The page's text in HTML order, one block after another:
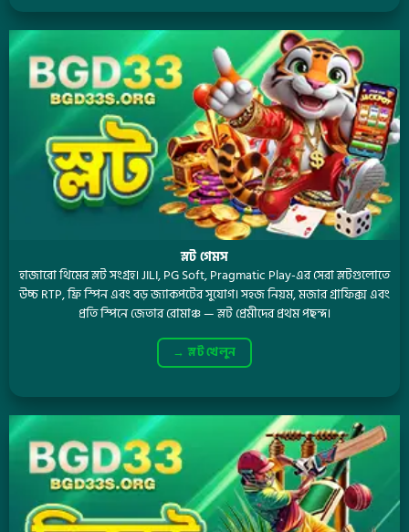
স্লট গেমস
হাজারো থিমের স্লট সংগ্রহ। JILI, PG Soft, Pragmatic Play-এর সেরা স্লটগুলোতে
উচ্চ RTP, ফ্রি স্পিন এবং বড় জ্যাকপটের সুযোগ। সহজ নিয়ম, মজার গ্রাফিক্স এবং
প্রতি স্পিনে জেতার রোমাঞ্চ — স্লট প্রেমীদের প্রথম পছন্দ।
→ স্লট খেলুন